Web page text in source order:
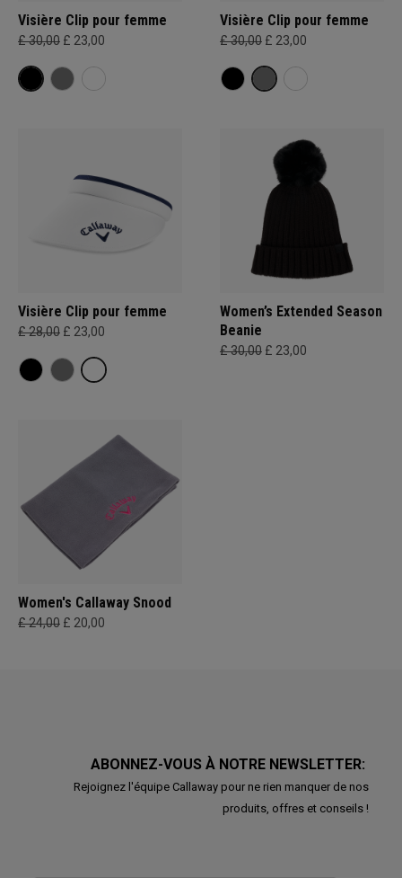
Visière Clip pour femme
£ 30,00 £ 23,00
Visière Clip pour femme
£ 30,00 £ 23,00
Visière Clip pour femme
£ 28,00 £ 23,00
Women’s Extended Season
Beanie
£ 30,00 £ 23,00
Women's Callaway Snood
£ 24,00 £ 20,00
ABONNEZ-VOUS À NOTRE NEWSLETTER:
Rejoignez l'équipe Callaway pour ne rien manquer de nos
produits, offres et conseils !